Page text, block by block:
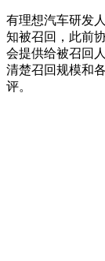
有理想汽车研发
知被召回，此前
会提供给被召回
清楚召回规模和
评。